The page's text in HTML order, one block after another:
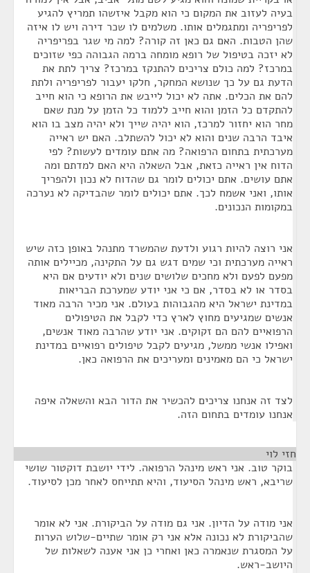
בעיה לעזוב את המקום כי הוא מקבל איזשהו תמריץ להגיע
לפריפריה ומתגמלים אותו. משלמים לו שכר דירה ויש לו איזה
שהן הטבות. האם גם כאן זה קורה? למה מי שגר בפריפריה
לא יזכה בטיפול של רופא מומחה ברמה הגבוהה כפי שזוכים
במרכז? למה כולם צריכים להתנקז במרכז? צריך לתת את
הדעת גם על כך שנושא המחקר, חלקו יעבור לפריפריה ולתת
להם את הכלים. אתה לא יכול לייבש את הרופא כי הוא חייב
להתקדם כל הזמן והוא חייב ללמוד כל הזמן על מנת שאם
מחר הוא יחזור למרכז, הוא יהיה שייך ולא יהיה מצב בו הוא
איבד הרבה שנים והוא לא יכול להשתלב. האם יש ראייה
מערכתית בתחום הרפואה? מה אתם עומדים לעשות? לפי
הדוח אין ראייה כזאת, אבל השאלה היא האם למדתם ומה
אתם עושים. אתם יכולים לומר גם שהדוח לא נכון ולהפריך
אותו, ואני אשמח לכך. אתם יכולים לומר שהבדיקה לא נערכה
במקומות הנכונים.
אני רוצה להיות רגוע ולדעת שהמשרד מתנהל באופן כזה שיש
ראייה מערכתית וכי שמים דגש גם על התקינה, מכיילים אותה
מפעם לפעם ולא מחכים שלושים שנים ולא יודעים אם היא
בסדר או לא בסדר, אם כי אני יודע שמערכת הבריאות
במדינת ישראל היא מהגבוהות בעולם. אני מכיר הרבה מאוד
אנשים שמגיעים מחוץ לארץ כדי לקבל את הטיפולים
הרפואיים להם הם זקוקים. אני יודע שהרבה מאוד אנשים,
ואפילו אנשי ממשל, מגיעים לקבל טיפולים רפואיים במדינת
ישראל כי הם מאמינים ומעריכים את הרפואה כאן.
לצד זה אנחנו צריכים להכשיר את הדור הבא והשאלה איפה
אנחנו עומדים בתחום הזה.
חזי לוי
בוקר טוב. אני ראש מינהל הרפואה. לידי יושבת דוקטור שושי
שריבא, ראש מינהל הסיעוד, והיא תתייחס לאחר מכן לסיעוד.
אני מודה על הדיון. אני גם מודה על הביקורת. אני לא אומר
שהביקורת לא נכונה אלא אני רק אומר שתיים-שלוש הערות
על המסגרת שנאמרה כאן ואחרי כן אני אענה לשאלות של
היושב-ראש.